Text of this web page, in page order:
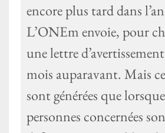
encore plus tard dans
L’ONEm envoie, pour
une lettre
mois auparavant. Mais
sont générées que
personnes concernées